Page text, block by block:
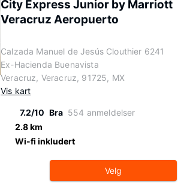
City Express Junior by Marriott
Veracruz Aeropuerto
Calzada Manuel de Jesús Clouthier 6241
Ex-Hacienda Buenavista
Veracruz, Veracruz, 91725, MX
Vis kart
7.2/10 Bra 554 anmeldelser
2.8 km
Wi-fi inkludert
Velg